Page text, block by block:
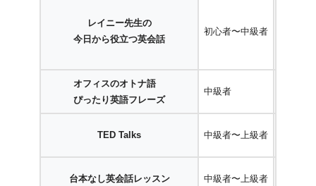
レイニー先生の
今日から役立つ英会話
初心者〜中級者
オフィスのオトナ語
ぴったり英語フレーズ
中級者
TED Talks 中級者〜上級者
台本なし英会話レッスン 中級者〜上級者